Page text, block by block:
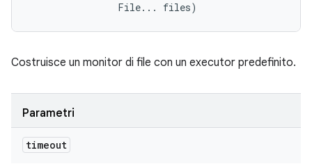
                File... files)
Costruisce un monitor di file con un executor predefinito.
Parametri
timeout